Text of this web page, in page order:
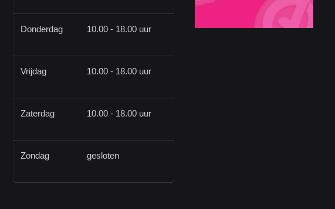
Donderdag 10.00 - 18.00 uur
Vrijdag 10.00 - 18.00 uur
Zaterdag 10.00 - 18.00 uur
Zondag gesloten